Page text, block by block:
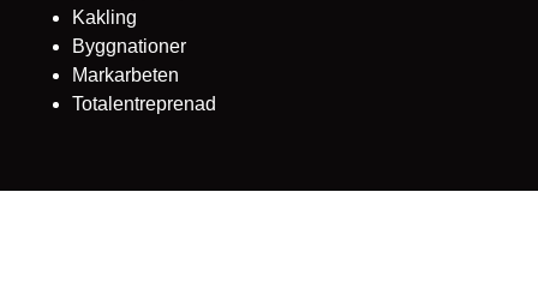
Kakling
Byggnationer
Markarbeten
Totalentreprenad